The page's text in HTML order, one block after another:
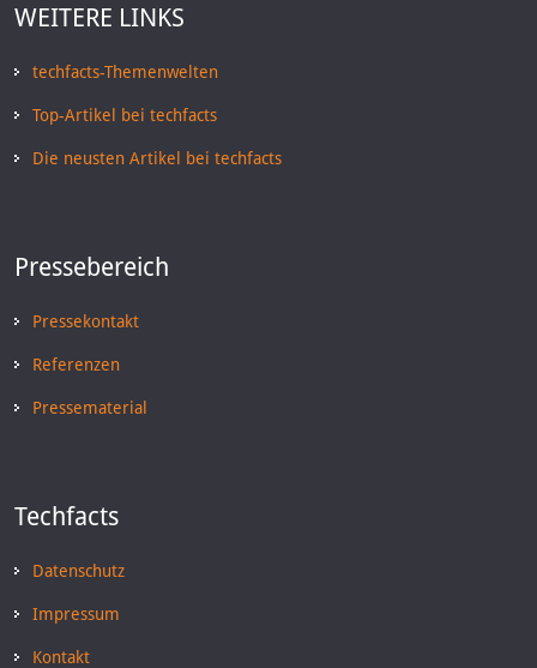
WEITERE LINKS
techfacts-Themenwelten
Top-Artikel bei techfacts
Die neusten Artikel bei techfacts
Pressebereich
Pressekontakt
Referenzen
Pressematerial
Techfacts
Datenschutz
Impressum
Kontakt